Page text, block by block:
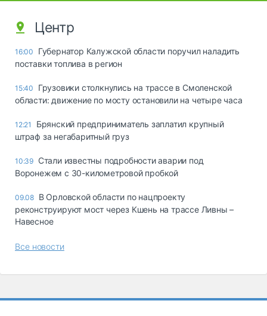
Центр
16:00
Губернатор Калужской области поручил наладить
поставки топлива в регион
15:40
Грузовики столкнулись на трассе в Смоленской
области: движение по мосту остановили на четыре часа
12:21
Брянский предприниматель заплатил крупный
штраф за негабаритный груз
10:39 Стали известны подробности аварии под
Воронежем с 30-километровой пробкой
09.08 В Орловской области по нацпроекту
реконструируют мост через Кшень на трассе Ливны –
Навесное
Все новости